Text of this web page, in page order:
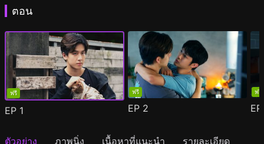
ตอน
ฟรี
EP 1
ฟรี
EP 2
ฟรี
ตัวอย่าง ภาพนิ่ง เนื้อหาที่แนะนำ รายละเอียด